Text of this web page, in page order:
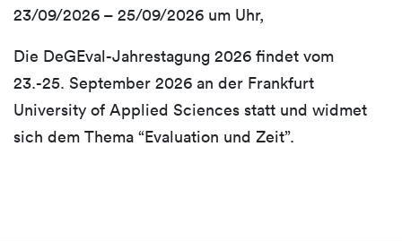
23/09/2026 – 25/09/2026 um Ganztägig
Uhr,
Die DeGEval-Jahrestagung 2026 findet vom
23.-25. September 2026 an der Frankfurt
University of Applied Sciences statt und widmet
sich dem Thema “Evaluation und Zeit”.